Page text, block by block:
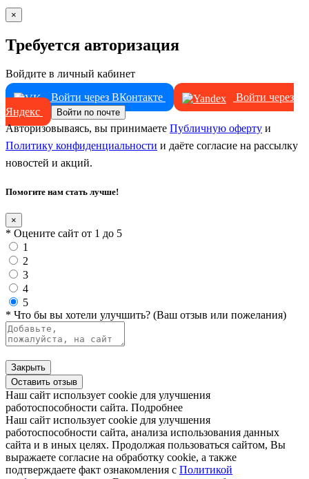
×
Требуется авторизация
Войдите в личный кабинет
Войти через ВКонтакте
Войти через
Яндекс
Войти по почте
Авторизовываясь, вы принимаете Публичную оферту и
Политику конфиденциальности и даёте согласие на рассылку
новостей и акций.
Помогите нам стать лучше!
×
* Оцените сайт от 1 до 5
1
2
3
4
5
* Что бы вы хотели улучшить? (Ваш отзыв или пожелания)
Закрыть
Оставить отзыв
Наш сайт использует cookie для улучшения
работоспособности сайта. Подробнее
Наш сайт использует cookie для улучшения
работоспособности сайта, анализа использования данных
сайта и в иных целях. Продолжая пользоваться сайтом, Вы
выражаете согласие на обработку cookie, а также
подтверждаете факт ознакомления с Политикой